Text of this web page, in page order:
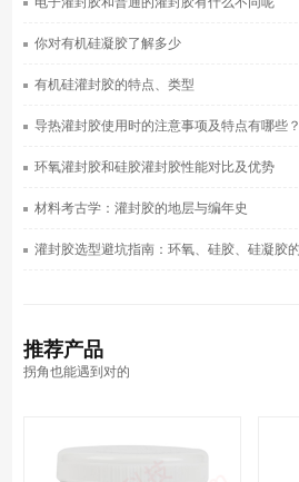
你对有机硅凝胶了解多少
有机硅灌封胶的特点、类型
导热灌封胶使用时的注意事项及特点有哪些？
环氧灌封胶和硅胶灌封胶性能对比及优势
材料考古学：灌封胶的地层与编年史
推荐产品
拐角也能遇到对的